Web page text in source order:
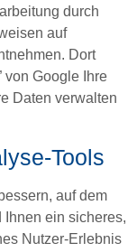
durch
auf
Dort
von Google Ihre
Daten verwalten
Tools
auf dem
Ihnen ein sicheres,
Nutzer-Erlebnis